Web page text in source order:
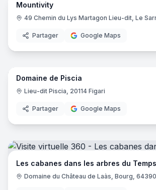
Mountivity
Partager Google Maps
Domaine de Piscia
Lieu-dit Piscia, 20114 Figari
Partager Google Maps
Domaine du Château de Laàs, Bourg,